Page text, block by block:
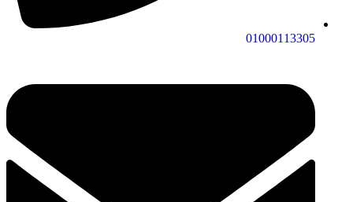
01000113305